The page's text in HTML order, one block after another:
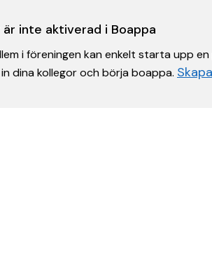
inte aktiverad i Boappa
i föreningen kan enkelt starta upp
dina kollegor och börja boappa.